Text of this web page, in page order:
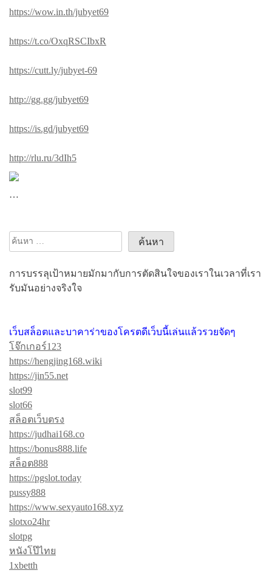
https://wow.in.th/jubyet69
https://t.co/OxqRSCIbxR
https://cutt.ly/jubyet-69
http://gg.gg/jubyet69
https://is.gd/jubyet69
http://rlu.ru/3dIh5
…
ค้นหา
การบรรลุเป้าหมายมักมากับการตัดสินใจของเราในเวลาที่เรา
รับมันอย่างจริงใจ
เว็บสล็อตและบาคาร่าของโครตดีเว็บนี้เล่นแล้วรวยจัดๆ
โจ๊กเกอร์123
https://hengjing168.wiki
https://jin55.net
slot99
slot66
สล็อตเว็บตรง
https://judhai168.co
https://bonus888.life
สล็อต888
https://pgslot.today
pussy888
https://www.sexyauto168.xyz
slotxo24hr
slotpg
หนังโป๊ไทย
1xbetth